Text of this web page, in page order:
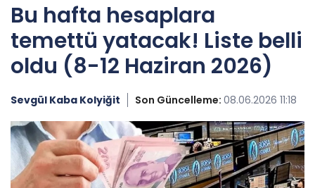
Bu hafta hesaplara
temettü yatacak! Liste belli
oldu (8-12 Haziran 2026)
Sevgül Kaba Kolyiğit Son Güncelleme: 08.06.2026 11:18